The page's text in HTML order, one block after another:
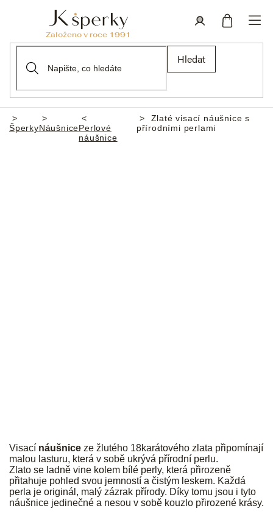
Hledat
Domů
ŠperkyNáušnicePerlové
náušnice
Zlaté visací náušnice s
přírodními perlami
Visací náušnice ze žlutého 18karátového zlata připomínají
malou lasturu, která v sobě ukrývá přírodní perlu.
Zlato se ladně vine kolem bílé perly, která přirozeně
přitahuje pohled svou jemností a čistým leskem. Každá
perla je originál, malý zázrak přírody. Díky tomu jsou i tyto
náušnice jedinečné a nesou v sobě kouzlo přirozené krásy.